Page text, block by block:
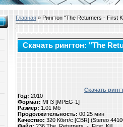
Главная » Рингтон "The Returners - First
Скачать рингтон: "The
Скачать
Год: 2010
Формат: МП3 [MPEG-1]
Размер: 1.01 Мб
Продолжительность: 00:25 мин
Качество: 320 Кбит/с [CBR] (Stereo